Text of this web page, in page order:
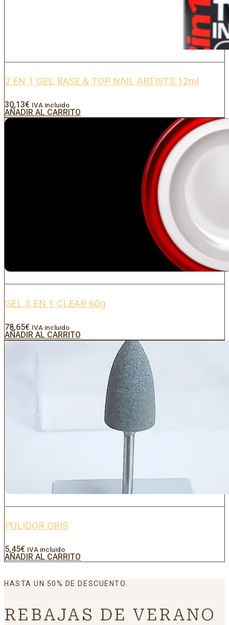
2 EN 1 GEL BASE & TOP NAIL ARTISTS 12ml
30,13€ IVA incluido
AÑADIR AL CARRITO
GEL 3 EN 1 CLEAR 60g
78,65€ IVA incluido
AÑADIR AL CARRITO
PULIDOR GRIS
5,45€ IVA incluido
AÑADIR AL CARRITO
HASTA UN 50% DE DESCUENTO
REBAJAS DE VERANO